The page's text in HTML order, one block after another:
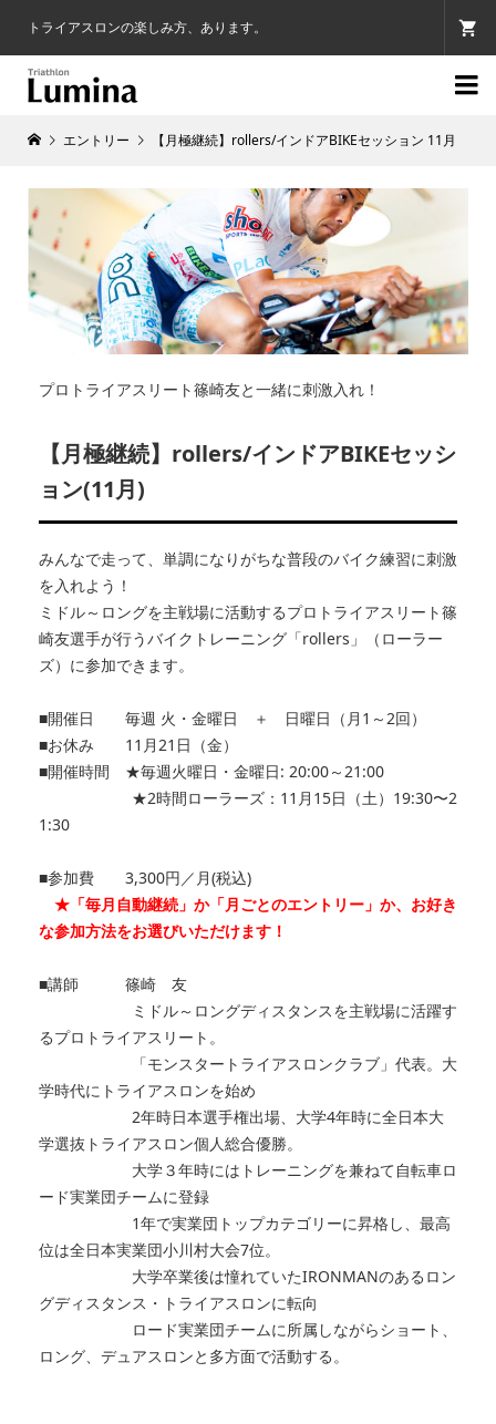
トライアスロンの楽しみ方、あります。

エントリー 【月極継続】rollers/インドアBIKEセッション 11月
プロトライアスリート篠崎友と一緒に刺激入れ！
【月極継続】rollers/インドアBIKEセッシ
ョン(11月)
みんなで走って、単調になりがちな普段のバイク練習に刺激
を入れよう！
ミドル～ロングを主戦場に活動するプロトライアスリート篠
崎友選手が行うバイクトレーニング「rollers」（ローラー
ズ）に参加できます。
■開催日 毎週 火・金曜日 ＋ 日曜日（月1～2回）
■お休み 11月21日（金）
■開催時間 ★毎週火曜日・金曜日: 20:00～21:00
★2時間ローラーズ：11月15日（土）19:30〜2
1:30
■参加費 3,300円／月(税込)
★「毎月自動継続」か「月ごとのエントリー」か、お好き
な参加方法をお選びいただけます！
■講師 篠崎 友
ミドル～ロングディスタンスを主戦場に活躍す
るプロトライアスリート。
「モンスタートライアスロンクラブ」代表。大
学時代にトライアスロンを始め
2年時日本選手権出場、大学4年時に全日本大
学選抜トライアスロン個人総合優勝。
大学３年時にはトレーニングを兼ねて自転車ロ
ード実業団チームに登録
1年で実業団トップカテゴリーに昇格し、最高
位は全日本実業団小川村大会7位。
大学卒業後は憧れていたIRONMANのあるロン
グディスタンス・トライアスロンに転向
ロード実業団チームに所属しながらショート、
ロング、デュアスロンと多方面で活動する。